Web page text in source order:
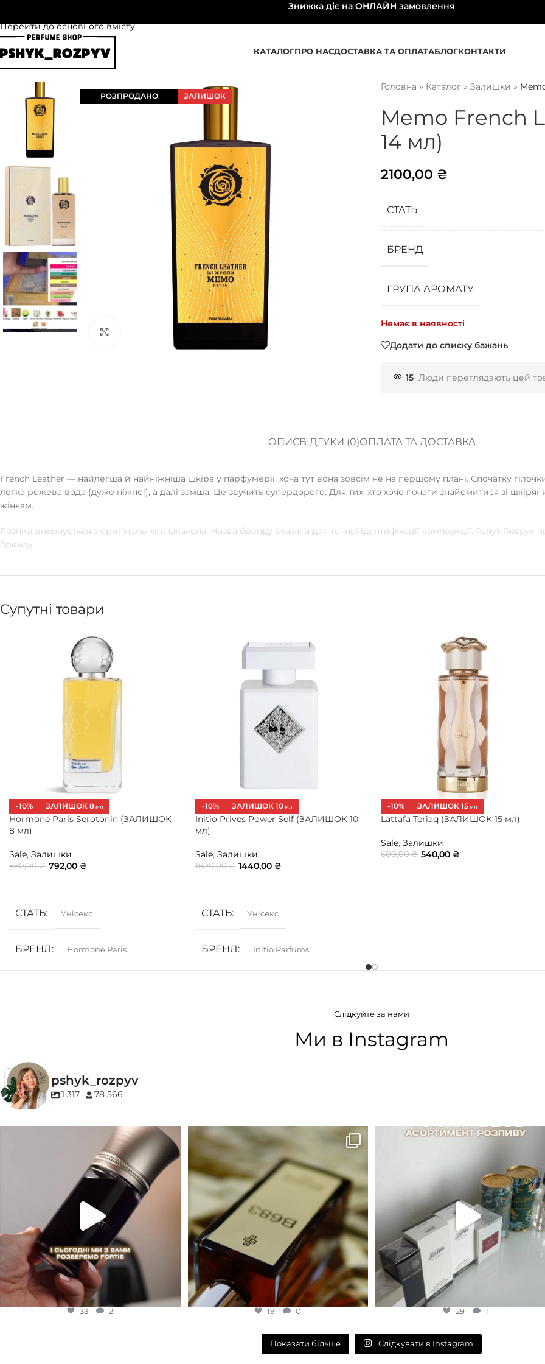
Перейти до основного вмісту
Знижка діє на ОНЛАЙН замовлення
КАТАЛОГПРО НАСДОСТАВКА ТА ОПЛАТАБЛОГКОНТАКТИ
РОЗПРОДАНО ЗАЛИШОК
Головна » Каталог» Залишки »
Memo
14 мл)
2100,00 ₴
СТАТЬ
БРЕНД
ГРУПА АРОМАТУ
Немає в наявності
Додати до списку бажань
15 Люди переглядають цей
ОПИСВІДГУКИ (0)ОПЛАТА ТА ДОСТАВКА
French Leather — найлегша й найніжніша шкіра у парфумерії, хоча тут вона зовсім не на першому плані. Спочатку
легка рожева вода (дуже ніжно!), а далі замша. Це звучить супердорого. Для тих, хто хоче почати знайомитися зі
жінкам.
Розпив виконується з оригінального флакона. Назва бренду вказана для точної ідентифікації композиції. Pshyk
бренду.
Супутні товари
-10% ЗАЛИШОК 8 МЛ
Hormone Paris Serotonin (ЗАЛИШОК
8 мл)
Sale, Залишки
880,00₴ 792,00 ₴
СТАТЬ Унісекс
БРЕНД Hormone Paris
-10% ЗАЛИШОК 10МЛ
Initio Prives Power Self (ЗАЛИШОК 10
мл)
Sale, Залишки
1600,00₴ 1440,00 ₴
СТАТЬ Унісекс
БРЕНД Initio Parfums
-10% ЗАЛИШОК 15 МЛ
Lattafa Teriaq (ЗАЛИШОК 15 мл)
Sale, Залишки
600,00₴ 540,00 ₴
Слідкуйте за нами
Ми в Instagram
pshyk_rozpyv
1 317 78 566
Для замовлення переходьте на сайт або в
Instagram...
33 2
33 2
Marc-Antoine Barrois B683 - це запах вечора в...
19 0
19 0
Знижка 15 % діє НА ОНЛАЙН
29 1
Показати більше Слідкувати в Instagram